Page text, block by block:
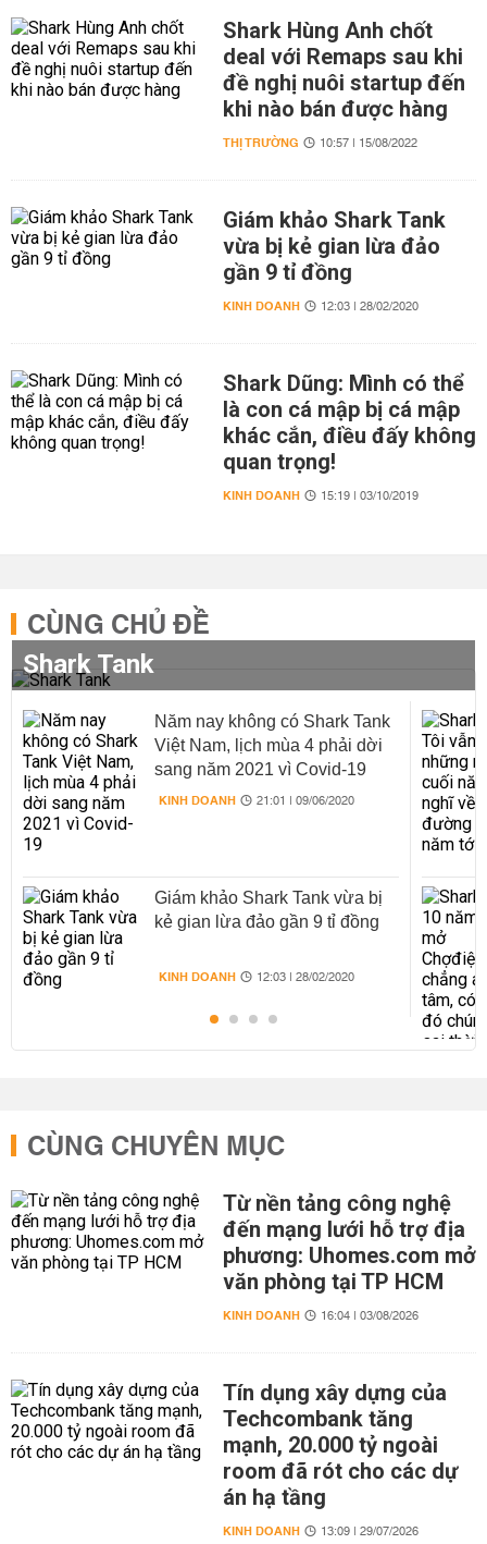
Shark Hùng Anh chốt
deal với Remaps sau khi
đề nghị nuôi startup đến
khi nào bán được hàng
THỊ TRƯỜNG 10:57 | 15/08/2022
Giám khảo Shark Tank
vừa bị kẻ gian lừa đảo
gần 9 tỉ đồng
KINH DOANH 12:03 | 28/02/2020
Shark Dũng: Mình có thể
là con cá mập bị cá mập
khác cắn, điều đấy không
quan trọng!
KINH DOANH 15:19 | 03/10/2019
CÙNG CHỦ ĐỀ
Shark Tank
Năm nay không có Shark Tank
Việt Nam, lịch mùa 4 phải dời
sang năm 2021 vì Covid-19
KINH DOANH 21:01 | 09/06/2020
Giám khảo Shark Tank vừa bị
kẻ gian lừa đảo gần 9 tỉ đồng
KINH DOANH 12:03 | 28/02/2020
CÙNG CHUYÊN MỤC
Từ nền tảng công nghệ
đến mạng lưới hỗ trợ địa
phương: Uhomes.com mở
văn phòng tại TP HCM
KINH DOANH 16:04 | 03/08/2026
Tín dụng xây dựng của
Techcombank tăng
mạnh, 20.000 tỷ ngoài
room đã rót cho các dự
án hạ tầng
KINH DOANH 13:09 | 29/07/2026